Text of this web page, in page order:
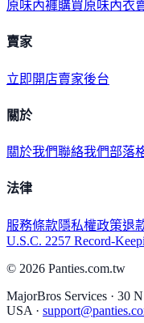
原味內褲購買原味內衣
賣家
立即開店賣家後台
關於
關於我們聯絡我們部落
法律
服務條款隱私權政策退
U.S.C. 2257 Record-
© 2026 Panties.com.tw
MajorBros Services · 30
USA ·